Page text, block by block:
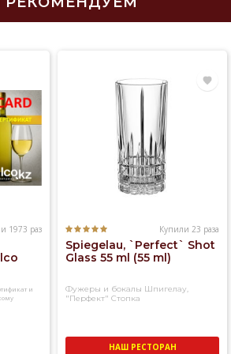
1973 раз
и
Купили 23 раза
Spiegelau, `Perfect` Shot
Glass 55 ml (55 ml)
Фужеры и бокалы Шпигелау,
"Перфект" Стопка
НАШ РЕСТОРАН